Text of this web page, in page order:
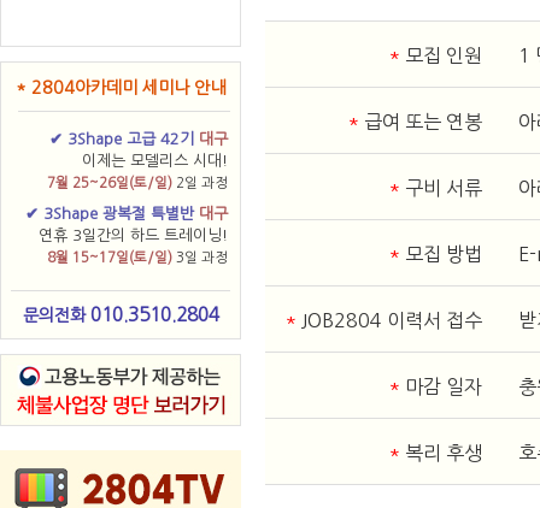
* 2804아카데미 세미나 안내
✔ 3Shape 고급 42기 대구
이제는 모델리스 시대!
7월 25~26일(토/일) 2일 과정
✔ 3Shape 광복절 특별반 대구
연휴 3일간의 하드 트레이닝!
8월 15~17일(토/일) 3일 과정
문의전화 010.3510.2804
* 모집 인원 1
* 급여 또는 연봉
* 구비 서류
* 모집 방법
* JOB2804 이력서 접수
* 마감 일자
* 복리 후생